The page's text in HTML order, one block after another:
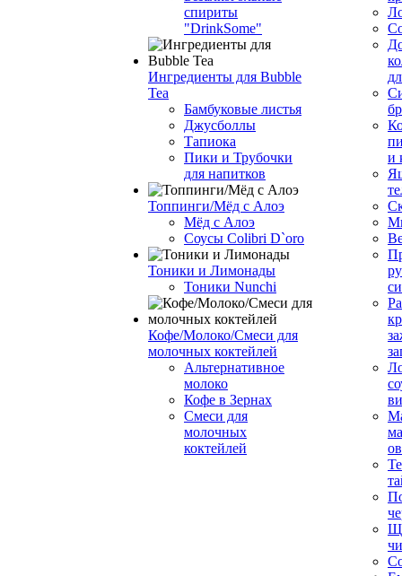
спириты
"DrinkSome"
Ингредиенты для Bubble
Tea
Бамбуковые листья
Джусболлы
Тапиока
Пики и Трубочки
для напитков
Топпинги/Мёд с Алоэ
Мёд с Алоэ
Соусы Colibri D`oro
Тоники и Лимонады
Тоники Nunchi
Кофе/Молоко/Смеси для
молочных коктейлей
Альтернативное
молоко
Кофе в Зернах
Смеси для
молочных
коктейлей
и